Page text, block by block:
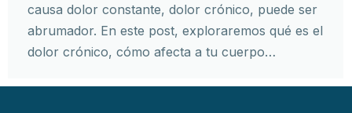
causa dolor constante, dolor crónico, puede ser
abrumador. En este post, exploraremos qué es el
dolor crónico, cómo afecta a tu cuerpo…